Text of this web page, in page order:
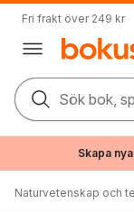
Fri frakt över 249 kr
Sök bok,
Skapa
Naturvetenskap och